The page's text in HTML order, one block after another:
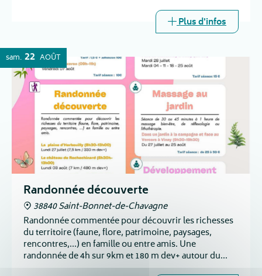
Plus d'infos
sam. 22 AOÛT
Randonnée découverte
38840 Saint-Bonnet-de-Chavagne
Randonnée commentée pour découvrir les richesses
du territoire (faune, flore, patrimoine, paysages,
rencontres,...) en famille ou entre amis. Une
randonnée de 4h sur 9km et 180 m dev+ autour du
château de l'Arthaudière et du village.